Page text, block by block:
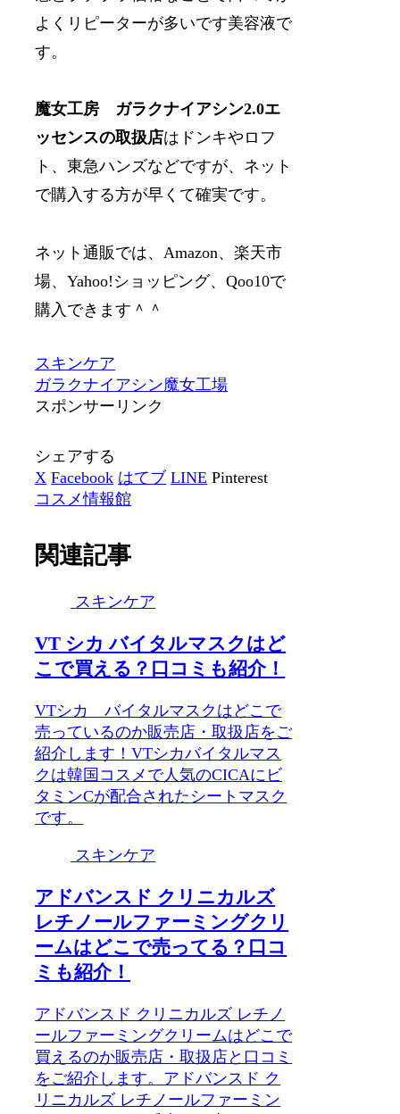
よくリピーターが多いです美容液で
す。
魔女工房 ガラクナイアシン2.0エ
ッセンスの取扱店はドンキやロフ
ト、東急ハンズなどですが、ネット
で購入する方が早くて確実です。
ネット通販では、Amazon、楽天市
場、Yahoo!ショッピング、Qoo10で
購入できます＾＾
スキンケア
ガラクナイアシン魔女工場
スポンサーリンク
シェアする
X Facebook はてブ LINE Pinterest
コスメ情報館
関連記事
スキンケア
VT シカ バイタルマスクはど
こで買える？口コミも紹介！
VTシカ バイタルマスクはどこで
売っているのか販売店・取扱店をご
紹介します！VTシカバイタルマス
クは韓国コスメで人気のCICAにビ
タミンCが配合されたシートマスク
です。
スキンケア
アドバンスド クリニカルズ
レチノールファーミングクリ
ームはどこで売ってる？口コ
ミも紹介！
アドバンスド クリニカルズ レチノ
ールファーミングクリームはどこで
買えるのか販売店・取扱店と口コミ
をご紹介します。アドバンスド ク
リニカルズ レチノールファーミン